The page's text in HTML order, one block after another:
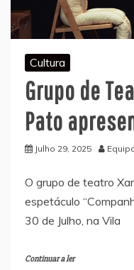
Cultura
Grupo de
Pato
Julho 29, 2025
O grupo de teatro
espetáculo
30 de Julho, na Vila
Continuar a ler